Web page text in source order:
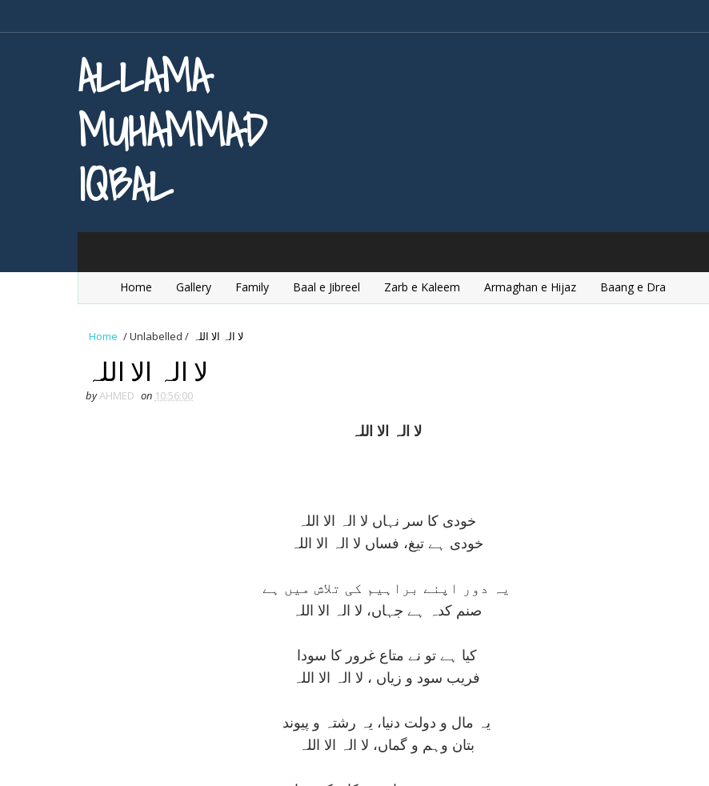
ALLAMA
MUHAMMAD
IQBAL
Home Gallery Family Baal e Jibreel Zarb e Kaleem Armaghan e Hijaz Baang e Dra
Home /Unlabelled / لا الہ الا اللہ
لا الہ الا اللہ
byAHMED on 10:56:00
لا الہ الا اللہ
خودی کا سر نہاں لا الہ الا اللہ
خودی ہے تيغ، فساں لا الہ الا اللہ
يہ دور اپنے براہيم کی تلاش ميں ہے
صنم کدہ ہے جہاں، لا الہ الا اللہ
کيا ہے تو نے متاع غرور کا سودا
فريب سود و زياں ، لا الہ الا اللہ
يہ مال و دولت دنيا، يہ رشتہ و پيوند
بتان وہم و گماں، لا الہ الا اللہ